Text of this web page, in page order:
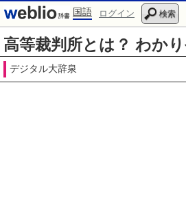
国語 ログイン 検索
高等裁判所とは？ わか
デジタル大辞泉